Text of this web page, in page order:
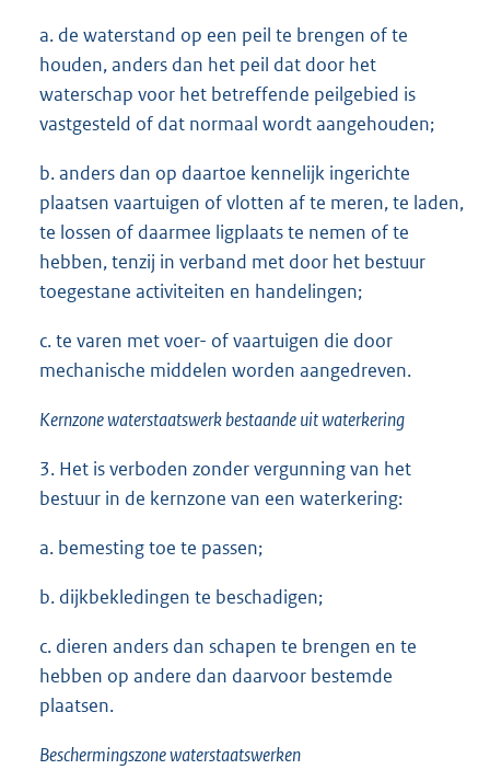
a. de waterstand op een peil te brengen of te
houden, anders dan het peil dat door het
waterschap voor het betreffende peilgebied is
vastgesteld of dat normaal wordt aangehouden;
b. anders dan op daartoe kennelijk ingerichte
plaatsen vaartuigen of vlotten af te meren, te laden,
te lossen of daarmee ligplaats te nemen of te
hebben, tenzij in verband met door het bestuur
toegestane activiteiten en handelingen;
c. te varen met voer- of vaartuigen die door
mechanische middelen worden aangedreven.
Kernzone waterstaatswerk bestaande uit waterkering
3. Het is verboden zonder vergunning van het
bestuur in de kernzone van een waterkering:
a. bemesting toe te passen;
b. dijkbekledingen te beschadigen;
c. dieren anders dan schapen te brengen en te
hebben op andere dan daarvoor bestemde
plaatsen.
Beschermingszone waterstaatswerken